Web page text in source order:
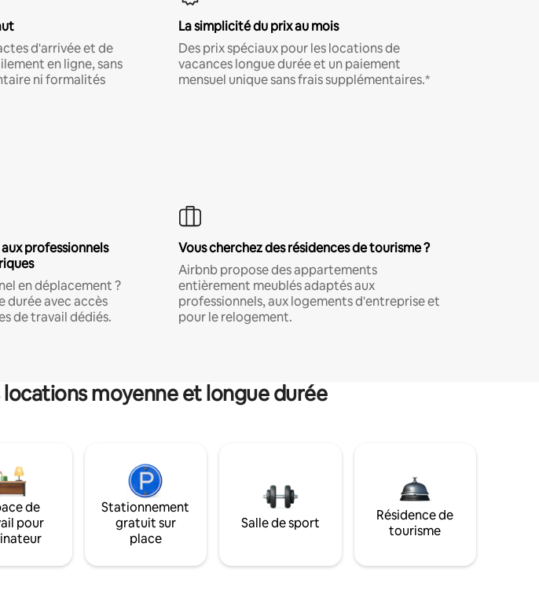
d'arrivée et de
en ligne, sans
ni formalités
La simplicité du prix au mois
Des prix spéciaux pour les locations de
vacances longue durée et un paiement
mensuel unique sans frais supplémentaires.*
professionnels
en déplacement ?
durée avec accès
de travail dédiés.
Vous cherchez des résidences de tourisme ?
Airbnb propose des appartements
entièrement meublés adaptés aux
professionnels, aux logements d'entreprise et
pour le relogement.
moyenne et longue durée
de
pour
Stationnement
gratuit sur
place
Salle de sport
Résidence de
tourisme